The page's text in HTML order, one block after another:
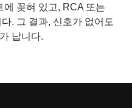
에 꽂혀 있고, RCA 또는
. 그 결과, 신호가 없어도
납니다.